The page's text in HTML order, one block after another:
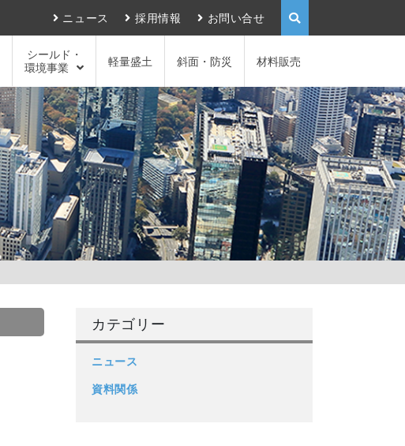
ニュース 採用情報 お問い合せ
シールド・
環境事業
軽量盛土 斜面・防災 材料販売
カテゴリー
ニュース
資料関係